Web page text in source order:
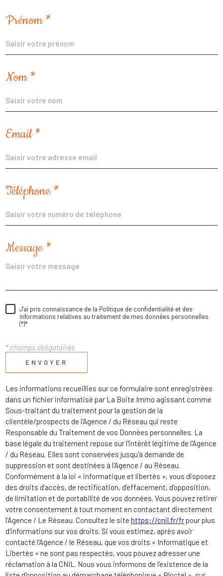
Prénom *
Nom *
Email *
Téléphone *
Message *
J'ai pris connaissance de la Politique de confidentialité et des
informations relatives au traitement de mes données personnelles
(*)*
* champs obligatoires
ENVOYER
Les informations recueillies sur ce formulaire sont enregistrées
dans un fichier informatisé par La Boite Immo agissant comme
Sous-traitant du traitement pour la gestion de la
clientèle/prospects de l'Agence / du Réseau qui reste
Responsable du Traitement de vos Données personnelles. La
base légale du traitement repose sur l'intérêt légitime de l'Agence
/ du Réseau. Elles sont conservées jusqu'à demande de
suppression et sont destinées à l'Agence / au Réseau.
Conformément à la loi « informatique et libertés », vous disposez
des droits d’accès, de rectification, d’effacement, d’opposition,
de limitation et de portabilité de vos données. Vous pouvez retirer
votre consentement à tout moment en contactant directement
l’Agence / Le Réseau. Consultez le site https://cnil.fr/frpour plus
d’informations sur vos droits. Si vous estimez, après avoir
contacté l'Agence / le Réseau, que vos droits « Informatique et
Libertés » ne sont pas respectés, vous pouvez adresser une
réclamation à la CNIL. Nous vous informons de l’existence de la